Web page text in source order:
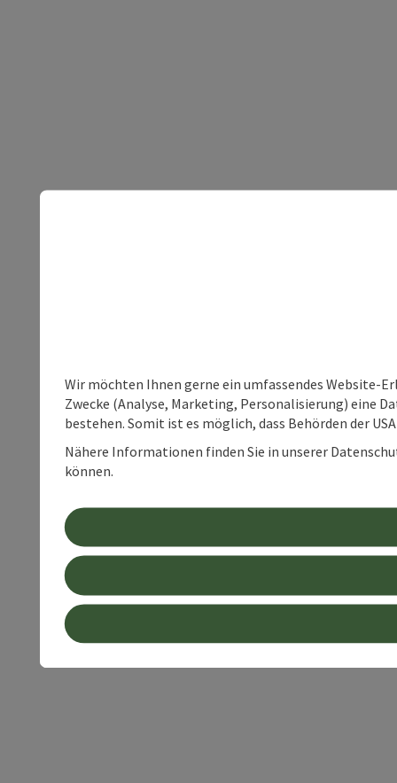
Wir möchten Ihnen gerne ein umfassendes Website-
Zwecke (Analyse, Marketing, Personalisierung) eine
bestehen. Somit ist es möglich, dass Behörden der
Nähere Informationen finden Sie in unserer
können.